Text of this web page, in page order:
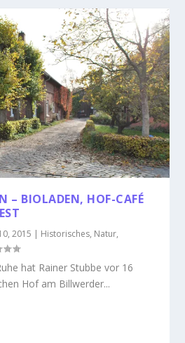
– BIOLADEN, HOF-CAFÉ
2015 | Historisches, Natur,
hat Rainer Stubbe vor 16
Hof am Billwerder...